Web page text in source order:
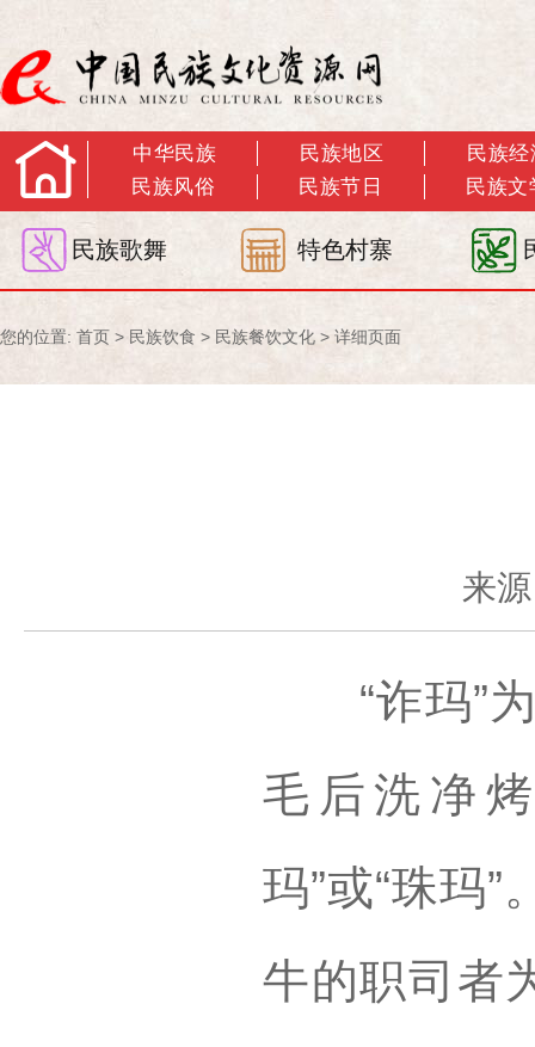
中华民族 民族地区
民族经
民族风俗
民族节日 民族文
民族歌舞 特色村寨
您的位置: 首页 > 民族饮食 > 民族餐饮文化 > 详细页面
来
“诈玛”为
毛后洗净
玛”或“珠玛
牛的职司者